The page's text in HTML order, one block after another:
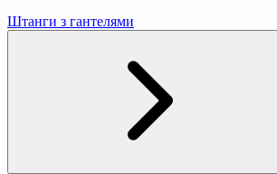
Штанги з гантелями